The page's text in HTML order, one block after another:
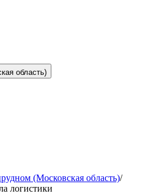
область)
(Московская область)/
логистики